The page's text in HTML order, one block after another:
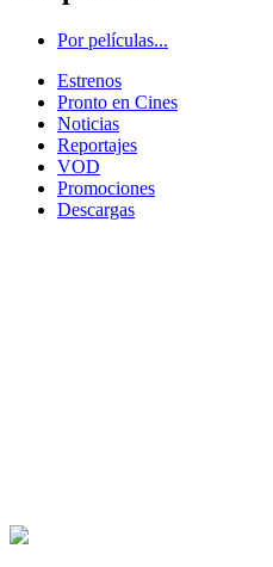
Por películas...
Estrenos
Pronto en Cines
Noticias
Reportajes
VOD
Promociones
Descargas